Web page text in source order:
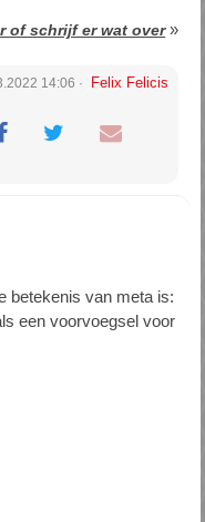
of schrijf er wat over»
14:06 Felix Felicis
betekenis van meta is:
een voorvoegsel voor